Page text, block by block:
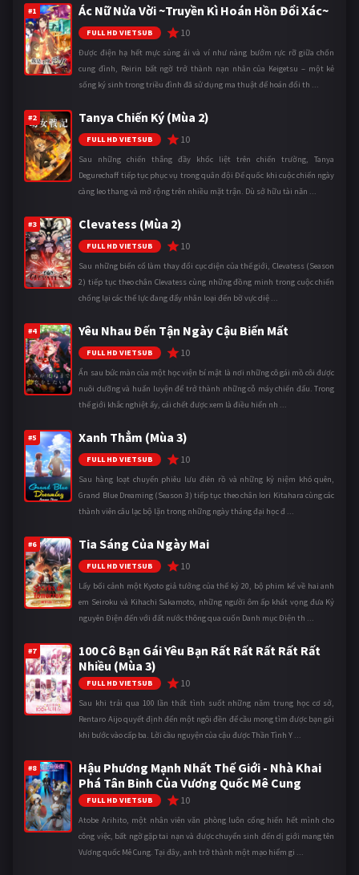
#1 Ác Nữ Nửa Vời ~Truyền Kì Hoán Hồn Đổi Xác~
FULL HD VIETSUB 10
Được điện hạ hết mực sủng ái và ví như nàng bướm rực rỡ giữa chốn
cung đình, Reirin bất ngờ trở thành nạn nhân của Keigetsu – một kẻ
sống ký sinh trong triều đình đã sử dụng ma thuật để hoán đổi th ...
#2 Tanya Chiến Ký (Mùa 2)
FULL HD VIETSUB 10
Sau những chiến thắng đầy khốc liệt trên chiến trường, Tanya
Degurechaff tiếp tục phục vụ trong quân đội Đế quốc khi cuộc chiến ngày
càng leo thang và mở rộng trên nhiều mặt trận. Dù sở hữu tài năn ...
#3 Clevatess (Mùa 2)
FULL HD VIETSUB 10
Sau những biến cố làm thay đổi cục diện của thế giới, Clevatess (Season
2) tiếp tục theo chân Clevatess cùng những đồng minh trong cuộc chiến
chống lại các thế lực đang đẩy nhân loại đến bờ vực diệ ...
#4 Yêu Nhau Đến Tận Ngày Cậu Biến Mất
FULL HD VIETSUB 10
Ẩn sau bức màn của một học viện bí mật là nơi những cô gái mồ côi được
nuôi dưỡng và huấn luyện để trở thành những cỗ máy chiến đấu. Trong
thế giới khắc nghiệt ấy, cái chết được xem là điều hiển nh ...
#5 Xanh Thẳm (Mùa 3)
FULL HD VIETSUB 10
Sau hàng loạt chuyến phiêu lưu điên rồ và những kỷ niệm khó quên,
Grand Blue Dreaming (Season 3) tiếp tục theo chân Iori Kitahara cùng các
thành viên câu lạc bộ lặn trong những ngày tháng đại học đ ...
#6 Tia Sáng Của Ngày Mai
FULL HD VIETSUB 10
Lấy bối cảnh một Kyoto giả tưởng của thế kỷ 20, bộ phim kể về hai anh
em Seiroku và Kihachi Sakamoto, những người ôm ấp khát vọng đưa Kỷ
nguyên Điện đến với đất nước thông qua cuốn Danh mục Điện th ...
#7
100 Cô Bạn Gái Yêu Bạn Rất Rất Rất Rất Rất
Nhiều (Mùa 3)
FULL HD VIETSUB 10
Sau khi trải qua 100 lần thất tình suốt những năm trung học cơ sở,
Rentaro Aijo quyết định đến một ngôi đền để cầu mong tìm được bạn gái
khi bước vào cấp ba. Lời cầu nguyện của cậu được Thần Tình Y ...
#8
Hậu Phương Mạnh Nhất Thế Giới - Nhà Khai
Phá Tân Binh Của Vương Quốc Mê Cung
FULL HD VIETSUB 10
Atobe Arihito, một nhân viên văn phòng luôn cống hiến hết mình cho
công việc, bất ngờ gặp tai nạn và được chuyển sinh đến dị giới mang tên
Vương quốc Mê Cung. Tại đây, anh trở thành một mạo hiểm gi ...